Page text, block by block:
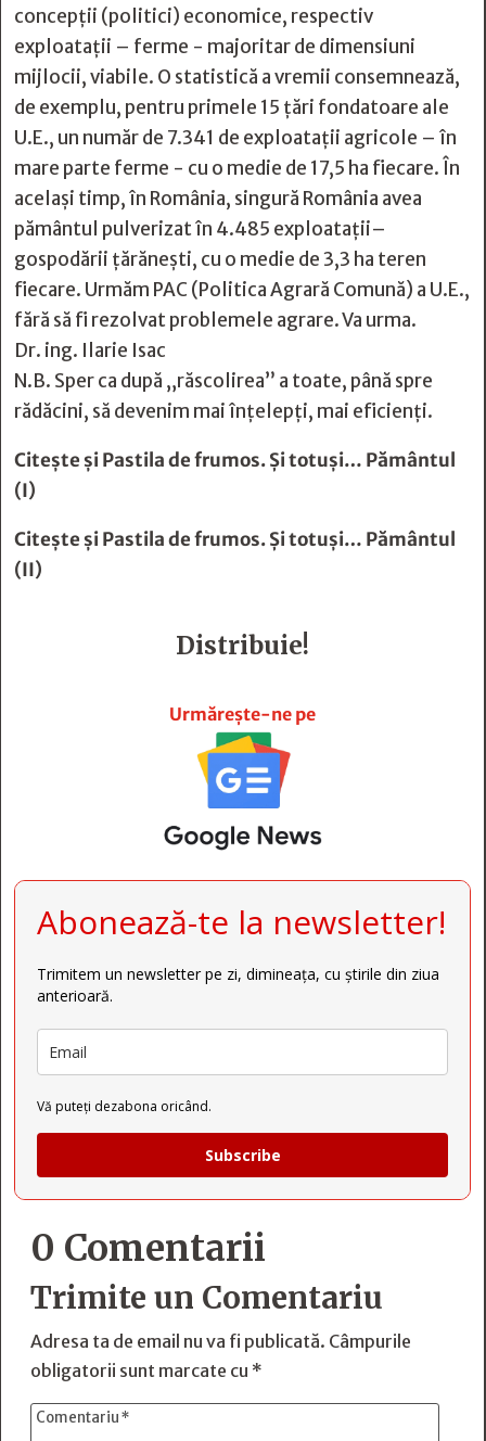
concepții (politici) economice, respectiv
exploatații – ferme - majoritar de dimensiuni
mijlocii, viabile. O statistică a vremii consemnează,
de exemplu, pentru primele 15 țări fondatoare ale
U.E., un număr de 7.341 de exploatații agricole – în
mare parte ferme - cu o medie de 17,5 ha fiecare. În
același timp, în România, singură România avea
pământul pulverizat în 4.485 exploatații–
gospodării țărănești, cu o medie de 3,3 ha teren
fiecare. Urmăm PAC (Politica Agrară Comună) a U.E.,
fără să fi rezolvat problemele agrare. Va urma.
Dr. ing. Ilarie Isac
N.B. Sper ca după „răscolirea” a toate, până spre
rădăcini, să devenim mai înțelepți, mai eficienți.
Citește șiPastila de frumos. Şi totuşi… Pământul
(I)
Citește șiPastila de frumos. Şi totuşi… Pământul
(II)
Distribuie!
Urmărește-ne pe
Abonează-te la newsletter!
Trimitem un newsletter pe zi, dimineața, cu știrile din ziua
anterioară.
Vă puteți dezabona oricând.
Subscribe
0 Comentarii
Trimite un Comentariu
Adresa ta de email nu va fi publicată. Câmpurile
obligatorii sunt marcate cu *